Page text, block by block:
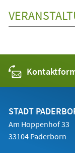
STADT
Am Hoppenhof 33
33104 Paderborn